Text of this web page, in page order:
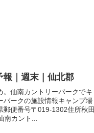
報｜週末｜仙北郡
仙南カントリーパークでキ
パークの施設情報キャンプ場
便番号〒019-1302住所秋田
南カント...